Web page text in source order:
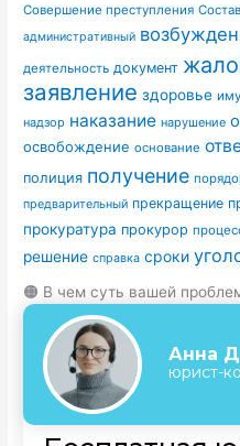
Совершение преступления
административный
деятельность документ
заявление здоровье
надзор наказание нарушение
освобождение основание
полиция получение
предварительный прекращение
прокуратура прокурор
решение справка сроки
🟠 В чем суть вашей